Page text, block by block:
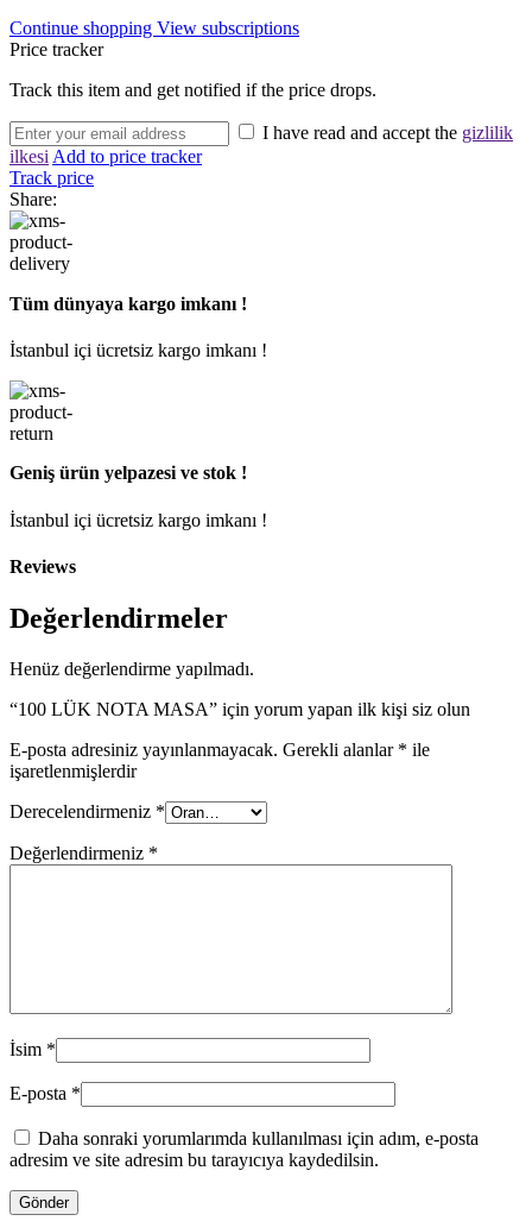
Continue shopping View subscriptions
Price tracker
Track this item and get notified if the price drops.
I have read and accept the gizlilik
ilkesiAdd to price tracker
Track price
Share:
Tüm dünyaya kargo imkanı !
İstanbul içi ücretsiz kargo imkanı !
Geniş ürün yelpazesi ve stok !
İstanbul içi ücretsiz kargo imkanı !
Reviews
Değerlendirmeler
Henüz değerlendirme yapılmadı.
“100 LÜK NOTA MASA” için yorum yapan ilk kişi siz olun
E-posta adresiniz yayınlanmayacak. Gerekli alanlar * ile
işaretlenmişlerdir
Derecelendirmeniz *
Değerlendirmeniz *
İsim *
E-posta *
Daha sonraki yorumlarımda kullanılması için adım, e-posta
adresim ve site adresim bu tarayıcıya kaydedilsin.